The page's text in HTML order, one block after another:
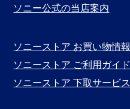
ソニー公式の当店案内
ソニーストア お買い物情報
ソニーストア ご利用ガイド
ソニーストア 下取サービス